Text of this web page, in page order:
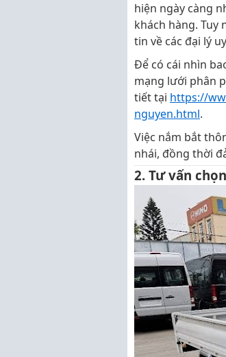
hiện ngày càng
khách hàng.
tin về các đại lý
Để có cái nhìn
mạng lưới phân
tiết tại https://
nguyen.html.
Việc nắm bắt
nhái, đồng thời
2. Tư vấn